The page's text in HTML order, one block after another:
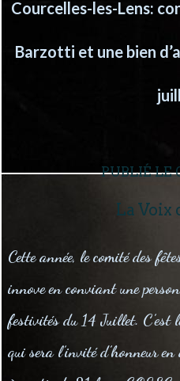
Courcelles-les-Lens:
Barzotti et une bien
PUBLIÉ LE
La Voix
Cette année, le comité des
innove en conviant une
festivités du 14 Juillet.
qui sera l’invité d’honneur